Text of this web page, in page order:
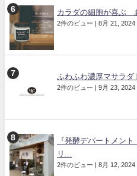
カラダの細胞が喜ぶ
2件のビュー | 8月 21, 2024
ふわふわ濃厚マサラダ
2件のビュー | 9月 23, 2024
『発酵デパートメン
リ...
2件のビュー | 8月 12, 2024